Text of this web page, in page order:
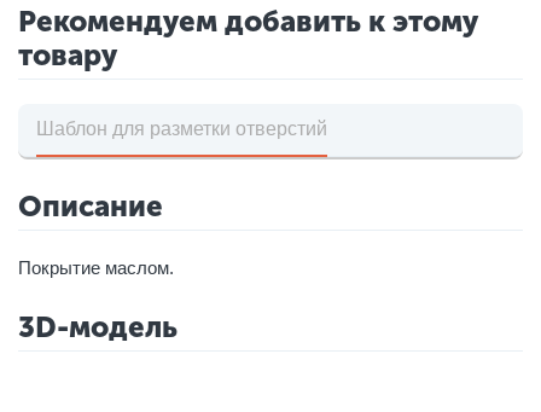
Рекомендуем добавить к этому
товару
Шаблон для разметки отверстий
Описание
Покрытие маслом.
3D-модель